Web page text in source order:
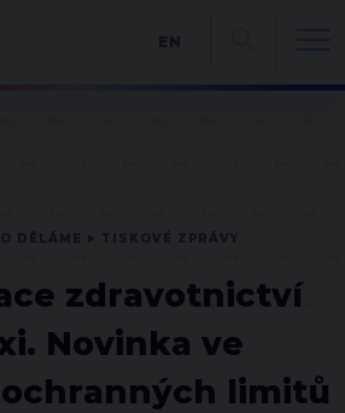
zdravotnictví
Novinka ve
limitů